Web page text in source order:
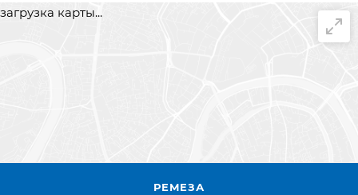
загрузка карты...
РЕМЕЗА